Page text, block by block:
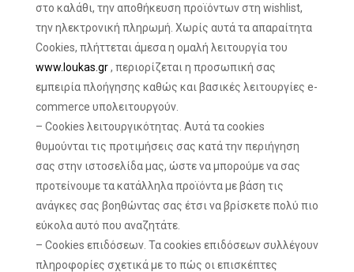
στο καλάθι, την αποθήκευση προϊόντων στη wishlist,
την ηλεκτρονική πληρωμή. Χωρίς αυτά τα απαραίτητα
Cookies, πλήττεται άμεσα η ομαλή λειτουργία του
www.loukas.gr, περιορίζεται η προσωπική σας
εμπειρία πλοήγησης καθώς και βασικές λειτουργίες e-
commerce υπολειτουργούν.
– Cookies λειτουργικότητας. Αυτά τα cookies
θυμούνται τις προτιμήσεις σας κατά την περιήγηση
σας στην ιστοσελίδα μας, ώστε να μπορούμε να σας
προτείνουμε τα κατάλληλα προϊόντα με βάση τις
ανάγκες σας βοηθώντας σας έτσι να βρίσκετε πολύ πιο
εύκολα αυτό που αναζητάτε.
– Cookies επιδόσεων. Τα cookies επιδόσεων συλλέγουν
πληροφορίες σχετικά με το πώς οι επισκέπτες